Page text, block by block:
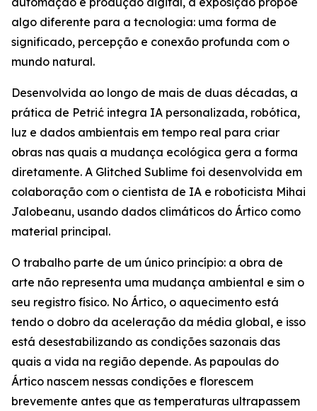
algo diferente para a tecnologia: uma forma de
significado, percepção e conexão profunda com o
mundo natural.
Desenvolvida ao longo de mais de duas décadas, a
prática de Petrić integra IA personalizada, robótica,
luz e dados ambientais em tempo real para criar
obras nas quais a mudança ecológica gera a forma
diretamente. A Glitched Sublime foi desenvolvida em
colaboração com o cientista de IA e roboticista Mihai
Jalobeanu, usando dados climáticos do Ártico como
material principal.
O trabalho parte de um único princípio: a obra de
arte não representa uma mudança ambiental e sim o
seu registro físico. No Ártico, o aquecimento está
tendo o dobro da aceleração da média global, e isso
está desestabilizando as condições sazonais das
quais a vida na região depende. As papoulas do
Ártico nascem nessas condições e florescem
brevemente antes que as temperaturas ultrapassem